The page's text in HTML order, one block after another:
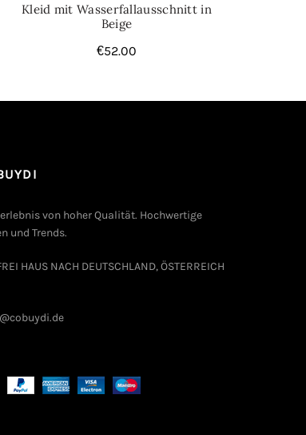
Kleid mit Wasserfallausschnitt in
Beige
€52.00
von hoher Qualität. Hochwertige
und Trends.
HAUS NACH DEUTSCHLAND, ÖSTERREICH